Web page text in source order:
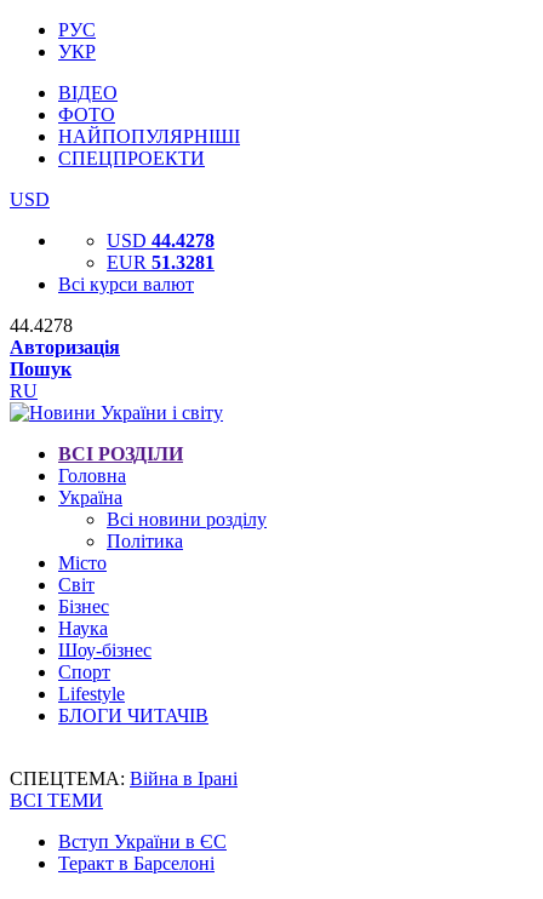
РУС
УКР
ВІДЕО
ФОТО
НАЙПОПУЛЯРНІШІ
СПЕЦПРОЕКТИ
USD
USD 44.4278
EUR 51.3281
Всі курси валют
44.4278
Авторизація
Пошук
RU
ВСІ РОЗДІЛИ
Головна
Україна
Всі новини розділу
Політика
Місто
Світ
Бізнес
Наука
Шоу-бізнес
Спорт
Lifestyle
БЛОГИ ЧИТАЧІВ
СПЕЦТЕМА: Війна в Ірані
ВСІ ТЕМИ
Вступ України в ЄС
Теракт в Барселоні